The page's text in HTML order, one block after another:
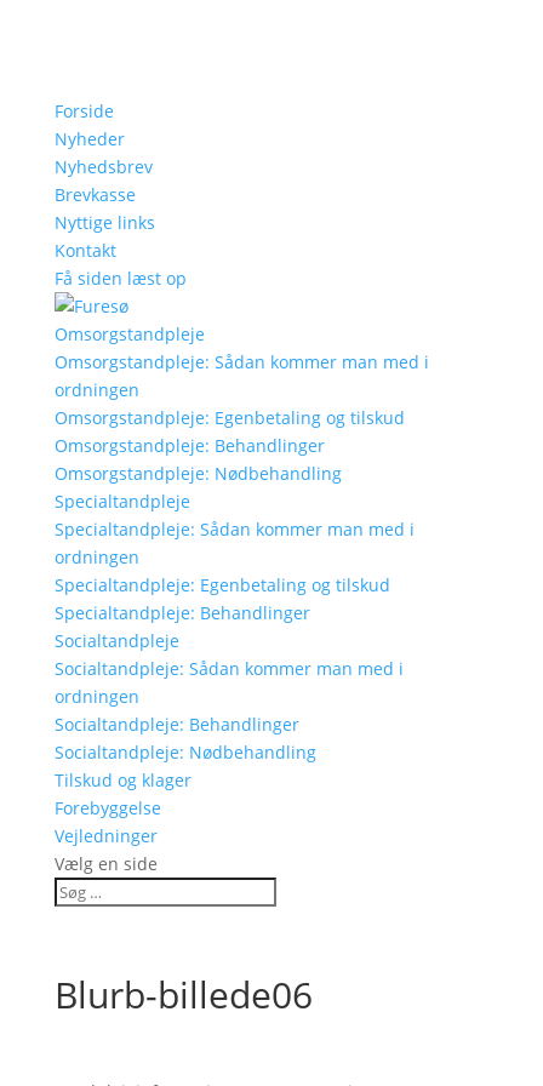
Forside
Nyheder
Nyhedsbrev
Brevkasse
Nyttige links
Kontakt
Få siden læst op
Omsorgstandpleje
Omsorgstandpleje: Sådan kommer man med i
ordningen
Omsorgstandpleje: Egenbetaling og tilskud
Omsorgstandpleje: Behandlinger
Omsorgstandpleje: Nødbehandling
Specialtandpleje
Specialtandpleje: Sådan kommer man med i
ordningen
Specialtandpleje: Egenbetaling og tilskud
Specialtandpleje: Behandlinger
Socialtandpleje
Socialtandpleje: Sådan kommer man med i
ordningen
Socialtandpleje: Behandlinger
Socialtandpleje: Nødbehandling
Tilskud og klager
Forebyggelse
Vejledninger
Vælg en side
Blurb-billede06